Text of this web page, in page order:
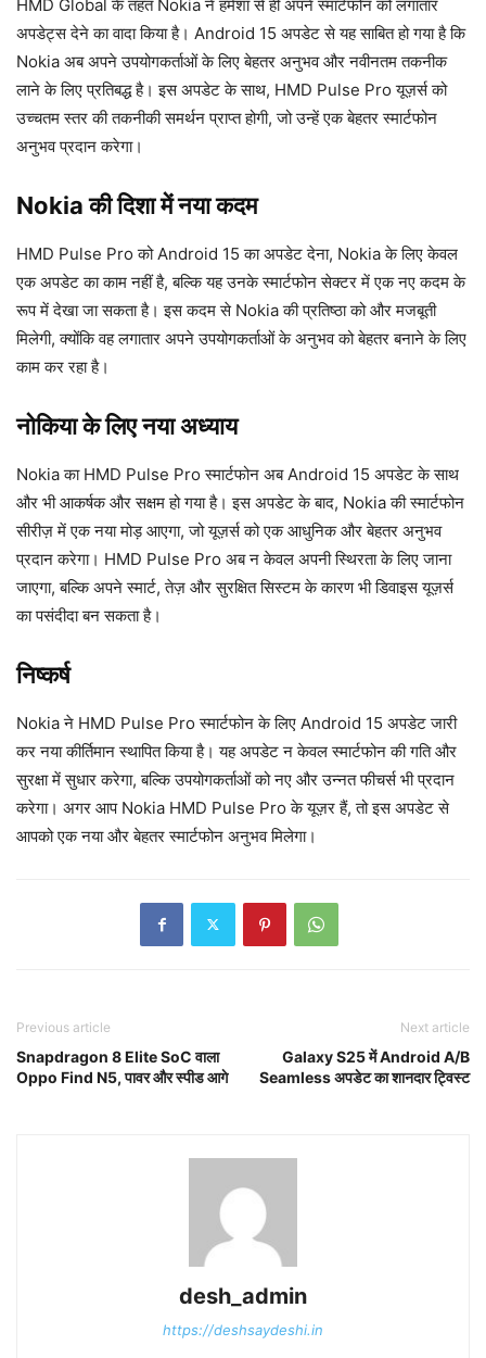
HMD Global के तहत Nokia ने हमेशा से ही अपने स्मार्टफोन को लगातार
अपडेट्स देने का वादा किया है। Android 15 अपडेट से यह साबित हो गया है कि
Nokia अब अपने उपयोगकर्ताओं के लिए बेहतर अनुभव और नवीनतम तकनीक
लाने के लिए प्रतिबद्ध है। इस अपडेट के साथ, HMD Pulse Pro यूज़र्स को
उच्चतम स्तर की तकनीकी समर्थन प्राप्त होगी, जो उन्हें एक बेहतर स्मार्टफोन
अनुभव प्रदान करेगा।
Nokia की दिशा में नया कदम
HMD Pulse Pro को Android 15 का अपडेट देना, Nokia के लिए केवल
एक अपडेट का काम नहीं है, बल्कि यह उनके स्मार्टफोन सेक्टर में एक नए कदम के
रूप में देखा जा सकता है। इस कदम से Nokia की प्रतिष्ठा को और मजबूती
मिलेगी, क्योंकि वह लगातार अपने उपयोगकर्ताओं के अनुभव को बेहतर बनाने के लिए
काम कर रहा है।
नोकिया के लिए नया अध्याय
Nokia का HMD Pulse Pro स्मार्टफोन अब Android 15 अपडेट के साथ
और भी आकर्षक और सक्षम हो गया है। इस अपडेट के बाद, Nokia की स्मार्टफोन
सीरीज़ में एक नया मोड़ आएगा, जो यूज़र्स को एक आधुनिक और बेहतर अनुभव
प्रदान करेगा। HMD Pulse Pro अब न केवल अपनी स्थिरता के लिए जाना
जाएगा, बल्कि अपने स्मार्ट, तेज़ और सुरक्षित सिस्टम के कारण भी डिवाइस यूज़र्स
का पसंदीदा बन सकता है।
निष्कर्ष
Nokia ने HMD Pulse Pro स्मार्टफोन के लिए Android 15 अपडेट जारी
कर नया कीर्तिमान स्थापित किया है। यह अपडेट न केवल स्मार्टफोन की गति और
सुरक्षा में सुधार करेगा, बल्कि उपयोगकर्ताओं को नए और उन्नत फीचर्स भी प्रदान
करेगा। अगर आप Nokia HMD Pulse Pro के यूज़र हैं, तो इस अपडेट से
आपको एक नया और बेहतर स्मार्टफोन अनुभव मिलेगा।
Previous article
Snapdragon 8 Elite SoC वाला
Oppo Find N5, पावर और स्पीड आगे
Next article
Galaxy S25 में Android A/B
Seamless अपडेट का शानदार ट्विस्ट
desh_admin
https://deshsaydeshi.in